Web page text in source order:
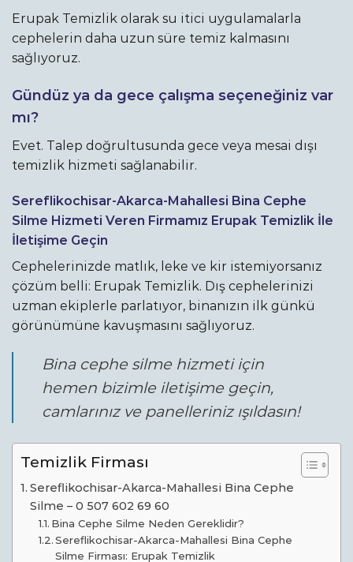
Erupak Temizlik olarak su itici uygulamalarla
cephelerin daha uzun süre temiz kalmasını
sağlıyoruz.
Gündüz ya da gece çalışma seçeneğiniz var
mı?
Evet. Talep doğrultusunda gece veya mesai dışı
temizlik hizmeti sağlanabilir.
Sereflikochisar-Akarca-Mahallesi Bina Cephe
Silme Hizmeti Veren Firmamız Erupak Temizlik İle
İletişime Geçin
Cephelerinizde matlık, leke ve kir istemiyorsanız
çözüm belli: Erupak Temizlik. Dış cephelerinizi
uzman ekiplerle parlatıyor, binanızın ilk günkü
görünümüne kavuşmasını sağlıyoruz.
Bina cephe silme hizmeti için
hemen bizimle iletişime geçin,
camlarınız ve panelleriniz ışıldasın!
Temizlik Firması
Sereflikochisar-Akarca-Mahallesi Bina Cephe
Silme – 0 507 602 69 60
Bina Cephe Silme Neden Gereklidir?
Sereflikochisar-Akarca-Mahallesi Bina Cephe
Silme Firması: Erupak Temizlik